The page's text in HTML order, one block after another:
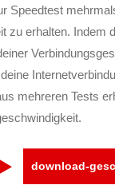
Speedtest
zu erhalten. Indem
mehreren Tests
download-